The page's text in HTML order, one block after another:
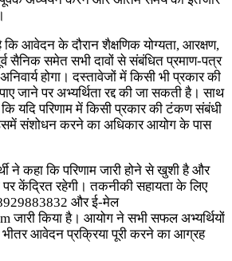
कि आवेदन के दौरान शैक्षणिक योग्यता, आरक्षण,
सैनिक समेत सभी दावों से संबंधित प्रमाण-पत्र
होगा। दस्तावेजों में किसी भी प्रकार की
जाने पर अभ्यर्थिता रद्द की जा सकती है। साथ
यदि परिणाम में किसी प्रकार की टंकण संबंधी
संशोधन करने का अधिकार आयोग के पास
ने कहा कि परिणाम जारी होने से खुशी है और
पर केंद्रित रहेगी। तकनीकी सहायता के लिए
और ई-मेल
जारी किया है। आयोग ने सभी सफल अभ्यर्थियों
भीतर आवेदन प्रक्रिया पूरी करने का आग्रह